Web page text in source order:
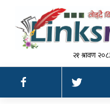
२१ श्रावण